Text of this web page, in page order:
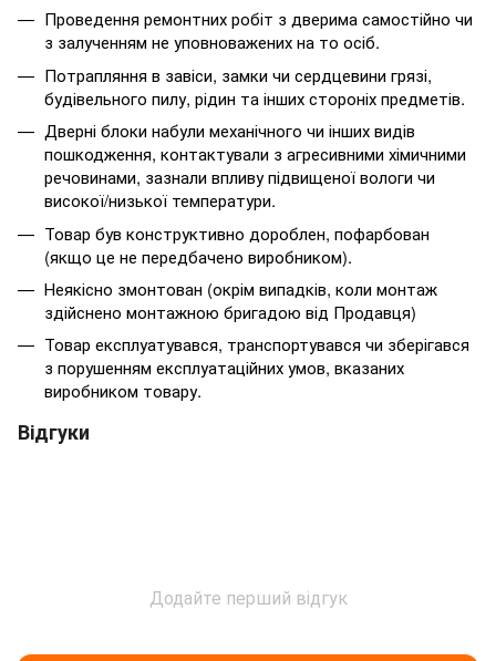
Проведення ремонтних робіт з дверима самостійно чи
з залученням не уповноважених на то осіб.
Потрапляння в завіси, замки чи сердцевини грязі,
будівельного пилу, рідин та інших стороніх предметів.
Дверні блоки набули механічного чи інших видів
пошкодження, контактували з агресивними хімичними
речовинами, зазнали впливу підвищеної вологи чи
високої/низької температури.
Товар був конструктивно дороблен, пофарбован
(якщо це не передбачено виробником).
Неякісно змонтован (окрім випадків, коли монтаж
здійснено монтажною бригадою від Продавця)
Товар експлуатувався, транспортувався чи зберігався
з порушенням експлуатаційних умов, вказаних
виробником товару.
Відгуки
Додайте перший відгук